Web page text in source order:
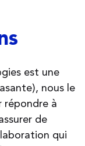
est une
nous le
répondre à
de
qui